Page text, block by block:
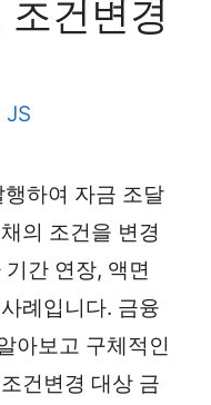
건변경
JS
하여 자금 조달
의 조건을 변경
간 연장, 액면
례입니다. 금융
아보고 구체적인
건변경 대상 금